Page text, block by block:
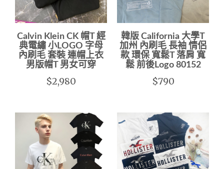
Calvin Klein CK 帽T 經
典電繡 小LOGO 字母
內刷毛 套裝 連帽上衣
男版帽T 男女可穿
$2,980
韓版 California 大學T
加州 內刷毛 長袖 情侶
款 環保 寬鬆T 落肩 寬
鬆 前後Logo 80152
$790